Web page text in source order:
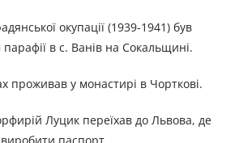
окупації (1939-1941) був
парафії в с. Ванів на Сокальщині.
проживав у монастирі в Чорткові.
Луцик переїхав до Львова, де